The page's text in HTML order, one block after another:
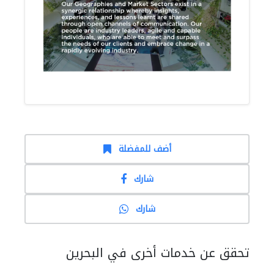
أضف للمفضلة
شارك
شارك
تحقق عن خدمات أخرى في البحرين